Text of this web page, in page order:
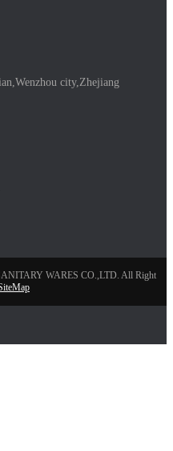
city,Zhejiang
WARES CO.,LTD. All Right